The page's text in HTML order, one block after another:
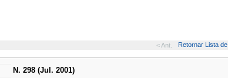
< Ant. Retornar Lista
N. 298 (Jul. 2001)